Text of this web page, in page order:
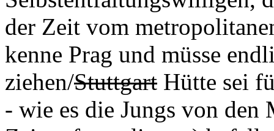
der Zeit vom
kenne Prag und müsse
ziehen/Stuttgart Hütte sei
- wie es die Jungs von den